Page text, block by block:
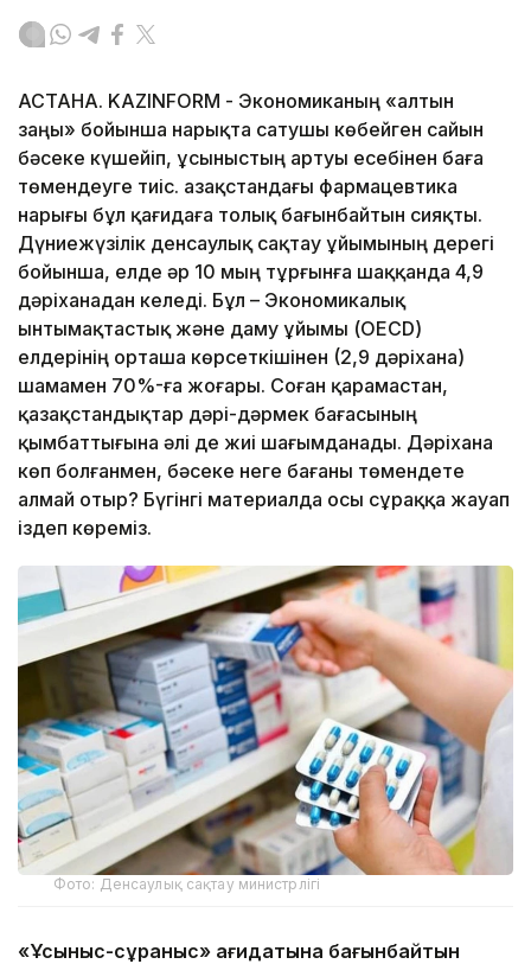
АСТАНА. KAZINFORM - Экономиканың «алтын
заңы» бойынша нарықта сатушы көбейген сайын
бәсеке күшейіп, ұсыныстың артуы есебінен баға
төмендеуге тиіс. Қазақстандағы фармацевтика
нарығы бұл қағидаға толық бағынбайтын сияқты.
Дүниежүзілік денсаулық сақтау ұйымының дерегі
бойынша, елде әр 10 мың тұрғынға шаққанда 4,9
дәріханадан келеді. Бұл – Экономикалық
ынтымақтастық және даму ұйымы (OECD)
елдерінің орташа көрсеткішінен (2,9 дәріхана)
шамамен 70%-ға жоғары. Соған қарамастан,
қазақстандықтар дәрі-дәрмек бағасының
қымбаттығына әлі де жиі шағымданады. Дәріхана
көп болғанмен, бәсеке неге бағаны төмендете
алмай отыр? Бүгінгі материалда осы сұраққа жауап
іздеп көреміз.
Фото: Денсаулық сақтау министрлігі
«Ұсыныс-сұраныс» қағидатына бағынбайтын